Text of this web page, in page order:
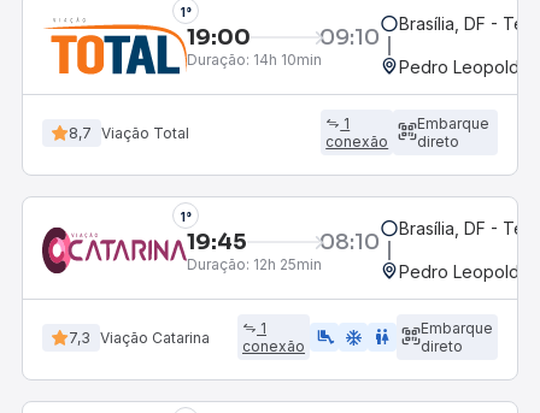
1°
19:00 09:10
Duração: 14h 10min
Brasília, DF -
Pedro Leopoldo,
8,7 Viação Total
1
conexão
Embarque
direto
1°
19:45 08:10
Duração: 12h 25min
Brasília, DF -
Pedro Leopoldo,
7,3 Viação Catarina
1
conexão
airline_seat_legroom_extra ac_unit WC
Embarque
direto